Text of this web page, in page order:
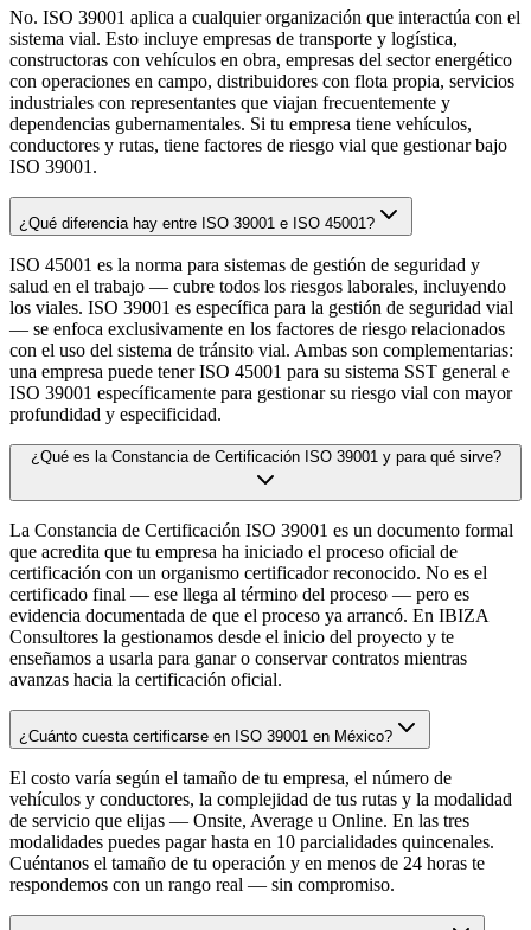
No. ISO 39001 aplica a cualquier organización que interactúa con el
sistema vial. Esto incluye empresas de transporte y logística,
constructoras con vehículos en obra, empresas del sector energético
con operaciones en campo, distribuidores con flota propia, servicios
industriales con representantes que viajan frecuentemente y
dependencias gubernamentales. Si tu empresa tiene vehículos,
conductores y rutas, tiene factores de riesgo vial que gestionar bajo
ISO 39001.
¿Qué diferencia hay entre ISO 39001 e ISO 45001?
ISO 45001 es la norma para sistemas de gestión de seguridad y
salud en el trabajo — cubre todos los riesgos laborales, incluyendo
los viales. ISO 39001 es específica para la gestión de seguridad vial
— se enfoca exclusivamente en los factores de riesgo relacionados
con el uso del sistema de tránsito vial. Ambas son complementarias:
una empresa puede tener ISO 45001 para su sistema SST general e
ISO 39001 específicamente para gestionar su riesgo vial con mayor
profundidad y especificidad.
¿Qué es la Constancia de Certificación ISO 39001 y para qué sirve?
La Constancia de Certificación ISO 39001 es un documento formal
que acredita que tu empresa ha iniciado el proceso oficial de
certificación con un organismo certificador reconocido. No es el
certificado final — ese llega al término del proceso — pero es
evidencia documentada de que el proceso ya arrancó. En IBIZA
Consultores la gestionamos desde el inicio del proyecto y te
enseñamos a usarla para ganar o conservar contratos mientras
avanzas hacia la certificación oficial.
¿Cuánto cuesta certificarse en ISO 39001 en México?
El costo varía según el tamaño de tu empresa, el número de
vehículos y conductores, la complejidad de tus rutas y la modalidad
de servicio que elijas — Onsite, Average u Online. En las tres
modalidades puedes pagar hasta en 10 parcialidades quincenales.
Cuéntanos el tamaño de tu operación y en menos de 24 horas te
respondemos con un rango real — sin compromiso.